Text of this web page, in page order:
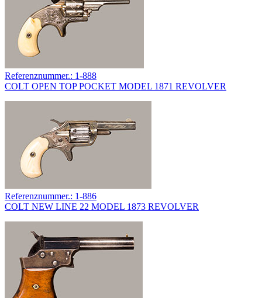
Referenznummer.: 1-888
COLT OPEN TOP POCKET MODEL 1871 REVOLVER
Referenznummer.: 1-886
COLT NEW LINE 22 MODEL 1873 REVOLVER